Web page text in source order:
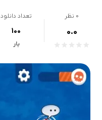
0 نظر
0.0
تعداد دانلود
100
بار